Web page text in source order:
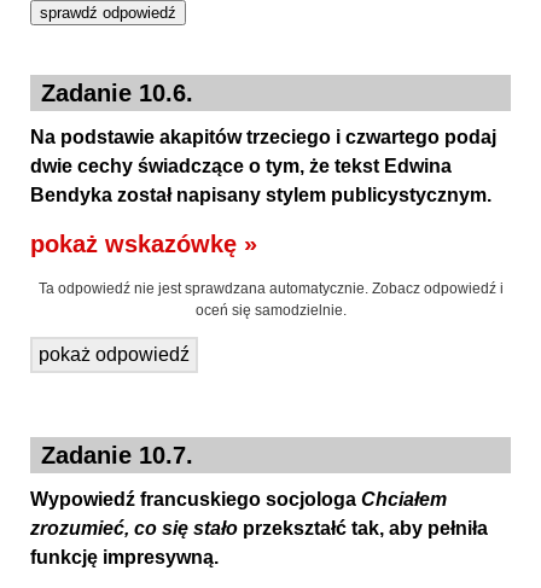
Zadanie 10.6.
Na podstawie akapitów trzeciego i czwartego podaj
dwie cechy świadczące o tym, że tekst Edwina
Bendyka został napisany stylem publicystycznym.
pokaż wskazówkę »
Ta odpowiedź nie jest sprawdzana automatycznie. Zobacz odpowiedź i
oceń się samodzielnie.
pokaż odpowiedź
Zadanie 10.7.
Wypowiedź francuskiego socjologa Chciałem
zrozumieć, co się stało przekształć tak, aby pełniła
funkcję impresywną.